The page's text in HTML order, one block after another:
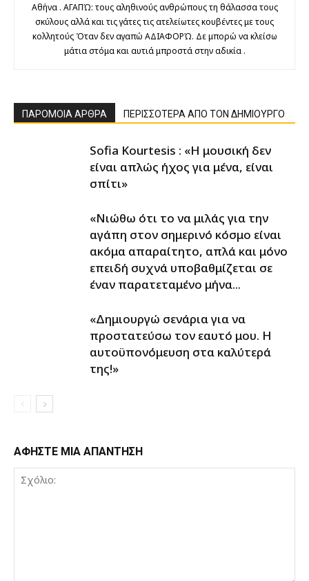
Αθήνα . ΑΓΑΠΏ: τους αληθινούς ανθρώπους τη θάλασσα τους
σκύλους αλλά και τις γάτες τις ατελείωτες κουβέντες με τους
κολλητούς Όταν δεν αγαπώ ΑΔΙΑΦΟΡΏ. Δε μπορώ να κλείσω
μάτια στόμα και αυτιά μπροστά στην αδικία .
ΠΑΡΟΜΟΙΑ ΑΡΘΡΑ ΠΕΡΙΣΣΟΤΕΡΑ ΑΠΟ ΤΟΝ ΔΗΜΙΟΥΡΓΟ
Sofia Kourtesis : «Η μουσική δεν
είναι απλώς ήχος για μένα, είναι
σπίτι»
«Νιώθω ότι το να μιλάς για την
αγάπη στον σημερινό κόσμο είναι
ακόμα απαραίτητο, απλά και μόνο
επειδή συχνά υποβαθμίζεται σε
έναν παρατεταμένο μήνα...
«Δημιουργώ σενάρια για να
προστατεύσω τον εαυτό μου. Η
αυτοϋπονόμευση στα καλύτερά
της!»
ΑΦΗΣΤΕ ΜΙΑ ΑΠΑΝΤΗΣΗ